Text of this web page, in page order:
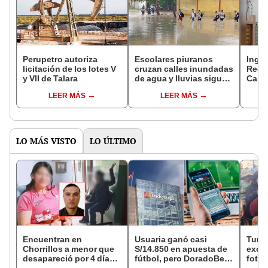
Perupetro autoriza
licitación de los lotes V
y VII de Talara
LEER MÁS
Escolares piuranos
cruzan calles inundadas
de agua y lluvias siguen
LEER MÁS
LO MÁS VISTO LO ÚLTIMO
Encuentran en
Chorrillos a menor que
desapareció por 4 días
Usuaria ganó casi
S/14.850 en apuesta de
fútbol, pero DoradoBet